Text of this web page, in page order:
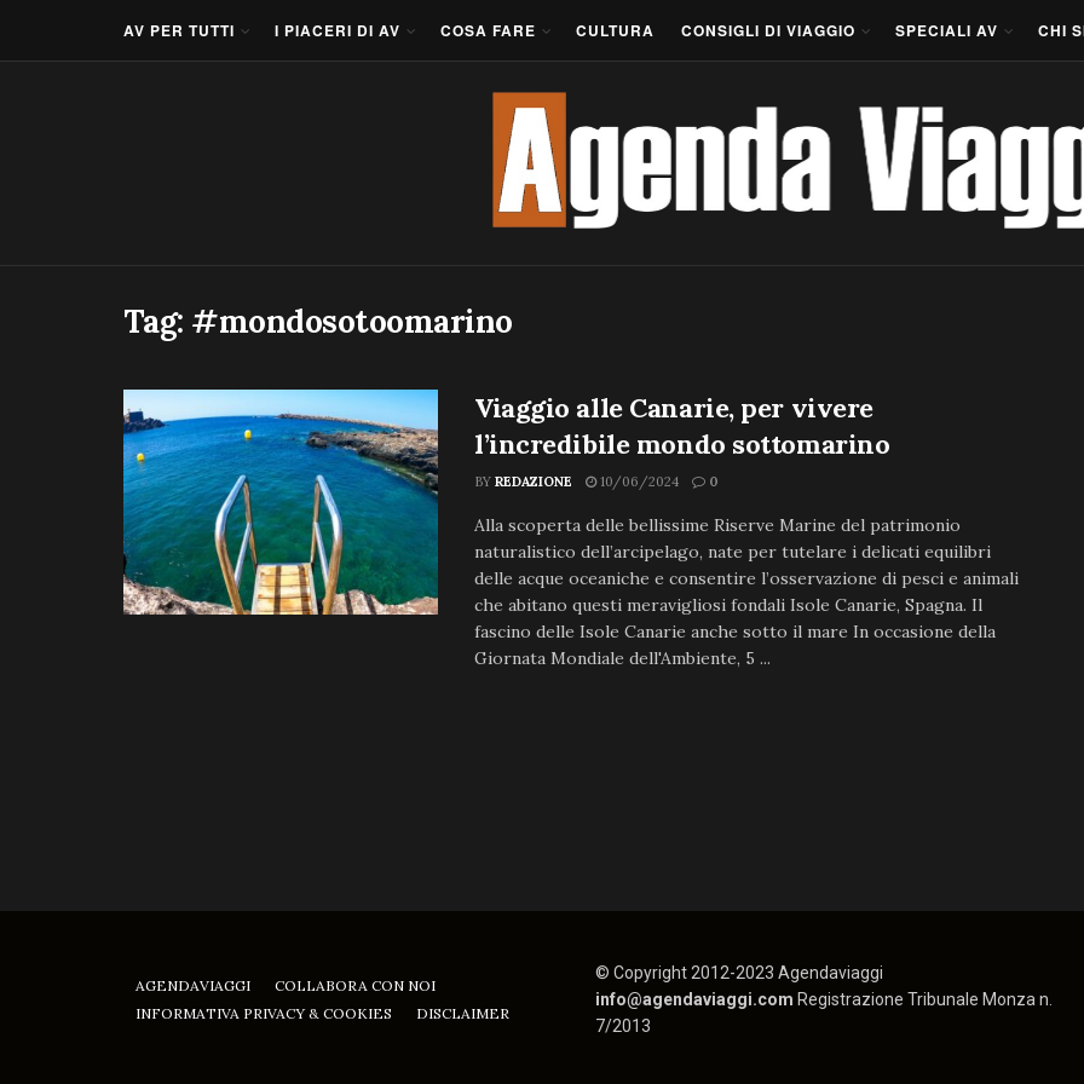
AV PER TUTTI I PIACERI DI AV COSA FARE CULTURA CONSIGLI DI VIAGGIO SPECIALI AV CHI
Tag: #mondosotoomarino
Viaggio alle Canarie, per vivere
l’incredibile mondo sottomarino
BY REDAZIONE 10/06/2024 0
Alla scoperta delle bellissime Riserve Marine del patrimonio
naturalistico dell’arcipelago, nate per tutelare i delicati equilibri
delle acque oceaniche e consentire l’osservazione di pesci e animali
che abitano questi meravigliosi fondali Isole Canarie, Spagna. Il
fascino delle Isole Canarie anche sotto il mare In occasione della
Giornata Mondiale dell'Ambiente, 5 ...
AGENDAVIAGGI
COLLABORA CON NOI
INFORMATIVA PRIVACY & COOKIES
DISCLAIMER
© Copyright 2012-2023 Agendaviaggi
info@agendaviaggi.com Registrazione Tribunale Monza n.
7/2013